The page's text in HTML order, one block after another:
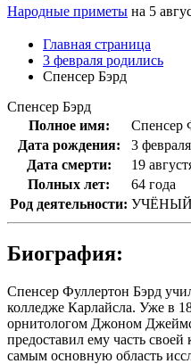
Народные приметы на 5
Главная страница
3 февраля родились
Спенсер Бэрд
Спенсер Бэрд
Полное имя:
Спенсер
Дата рождения:
3
Дата смерти:
19
Полных лет:
64 года
Род деятельности: УЧЁНЫЙ
Биография:
Спенсер Фуллертон Бэрд
колледже Карлайсла. Уже в
орнитологом Джоном
предоставил ему часть
самым основную область